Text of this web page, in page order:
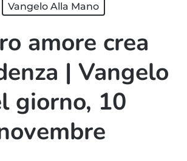
Vangelo Alla Mano
amore crea
| Vangelo
giorno, 10